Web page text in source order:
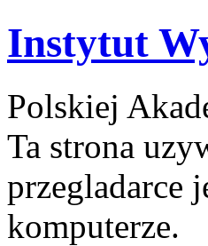
Instytut
Polskiej
Ta strona
przegladarce
komputerze.